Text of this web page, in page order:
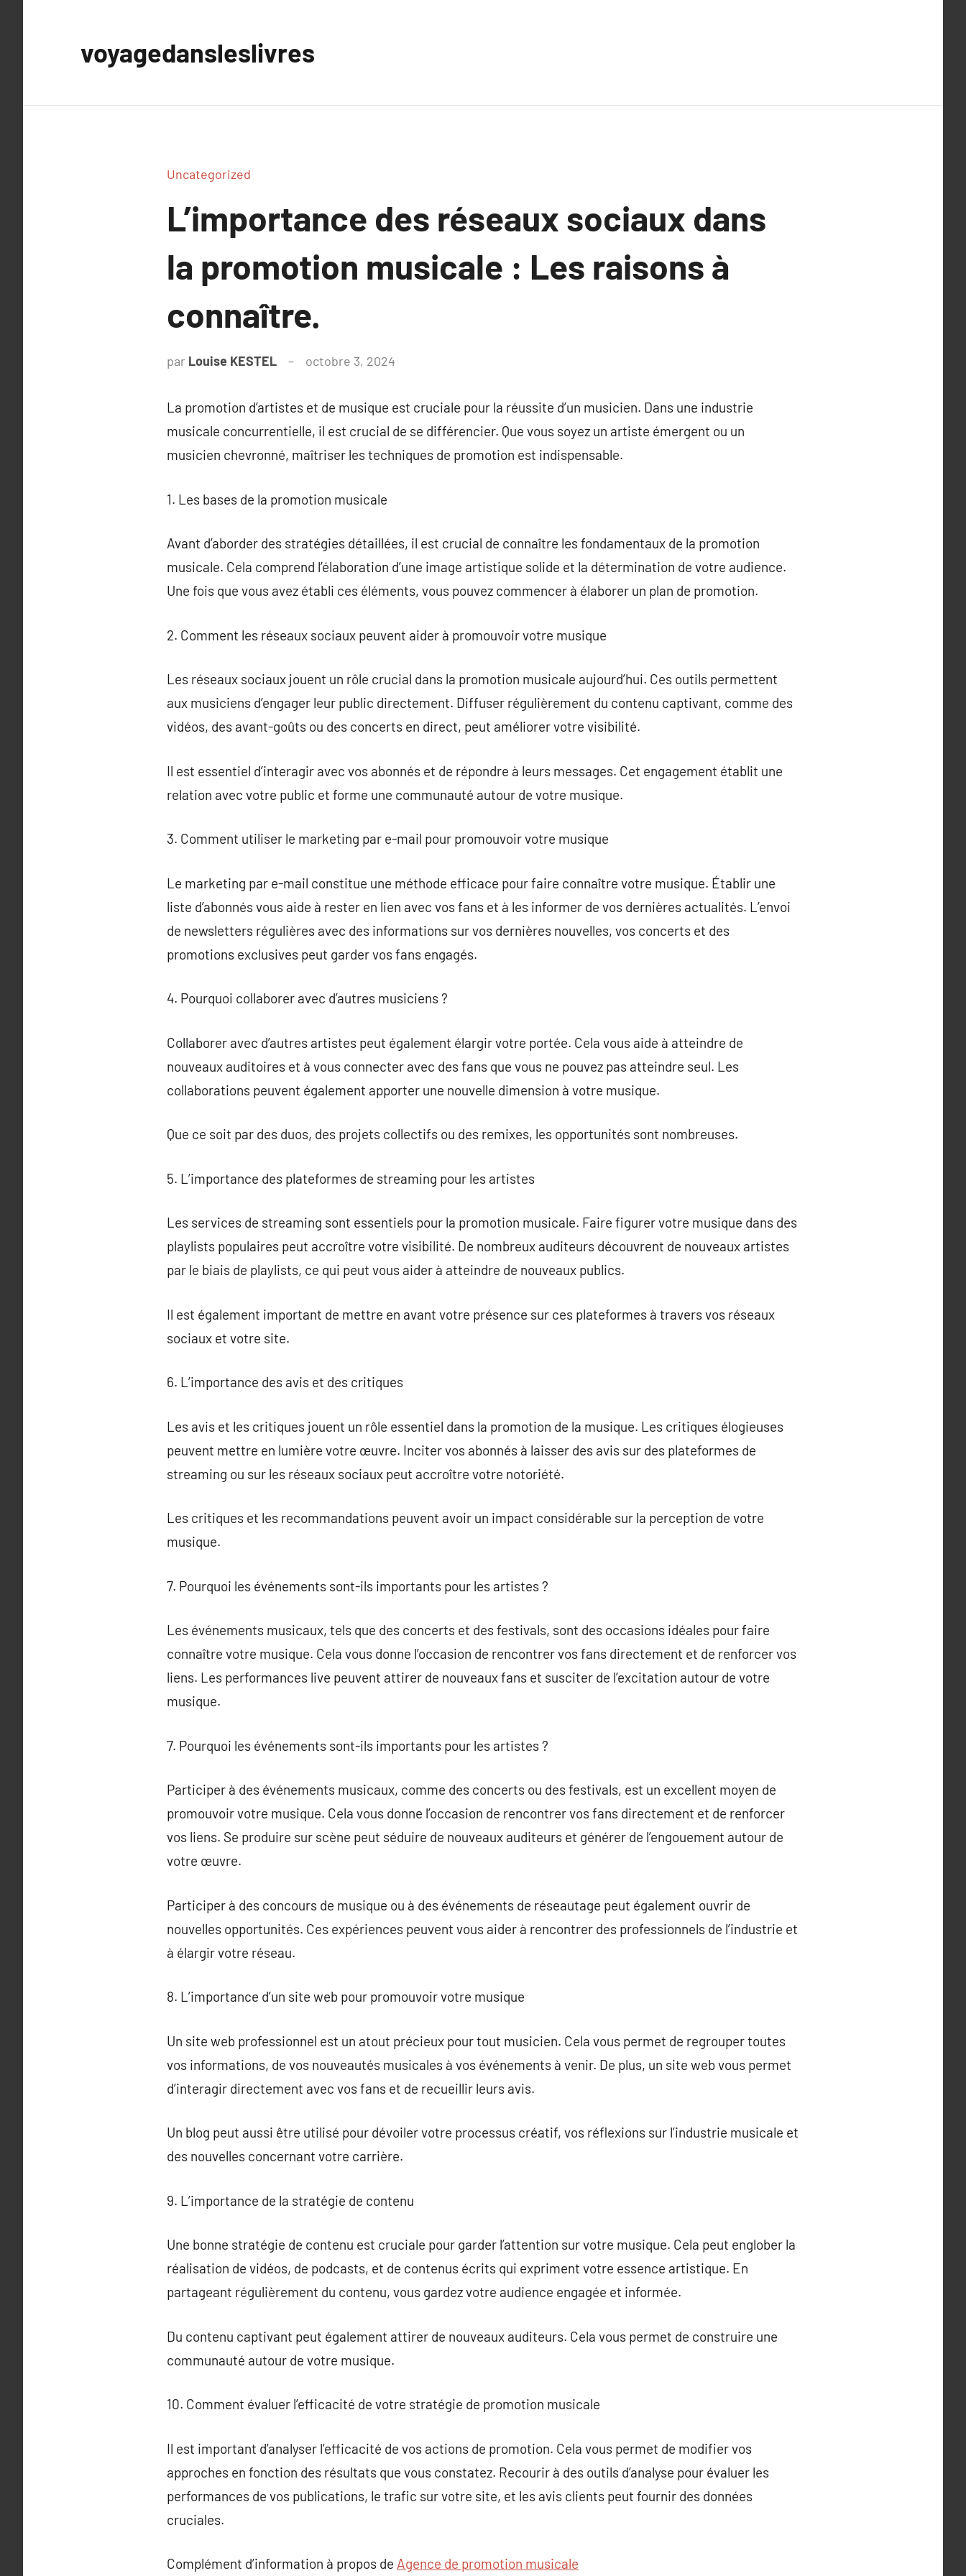
voyagedansleslivres
Uncategorized
L’importance des réseaux sociaux dans
la promotion musicale : Les raisons à
connaître.
par Louise KESTEL octobre 3, 2024
La promotion d’artistes et de musique est cruciale pour la réussite d’un musicien. Dans une industrie
musicale concurrentielle, il est crucial de se différencier. Que vous soyez un artiste émergent ou un
musicien chevronné, maîtriser les techniques de promotion est indispensable.
1. Les bases de la promotion musicale
Avant d’aborder des stratégies détaillées, il est crucial de connaître les fondamentaux de la promotion
musicale. Cela comprend l’élaboration d’une image artistique solide et la détermination de votre audience.
Une fois que vous avez établi ces éléments, vous pouvez commencer à élaborer un plan de promotion.
2. Comment les réseaux sociaux peuvent aider à promouvoir votre musique
Les réseaux sociaux jouent un rôle crucial dans la promotion musicale aujourd’hui. Ces outils permettent
aux musiciens d’engager leur public directement. Diffuser régulièrement du contenu captivant, comme des
vidéos, des avant-goûts ou des concerts en direct, peut améliorer votre visibilité.
Il est essentiel d’interagir avec vos abonnés et de répondre à leurs messages. Cet engagement établit une
relation avec votre public et forme une communauté autour de votre musique.
3. Comment utiliser le marketing par e-mail pour promouvoir votre musique
Le marketing par e-mail constitue une méthode efficace pour faire connaître votre musique. Établir une
liste d’abonnés vous aide à rester en lien avec vos fans et à les informer de vos dernières actualités. L’envoi
de newsletters régulières avec des informations sur vos dernières nouvelles, vos concerts et des
promotions exclusives peut garder vos fans engagés.
4. Pourquoi collaborer avec d’autres musiciens ?
Collaborer avec d’autres artistes peut également élargir votre portée. Cela vous aide à atteindre de
nouveaux auditoires et à vous connecter avec des fans que vous ne pouvez pas atteindre seul. Les
collaborations peuvent également apporter une nouvelle dimension à votre musique.
Que ce soit par des duos, des projets collectifs ou des remixes, les opportunités sont nombreuses.
5. L’importance des plateformes de streaming pour les artistes
Les services de streaming sont essentiels pour la promotion musicale. Faire figurer votre musique dans des
playlists populaires peut accroître votre visibilité. De nombreux auditeurs découvrent de nouveaux artistes
par le biais de playlists, ce qui peut vous aider à atteindre de nouveaux publics.
Il est également important de mettre en avant votre présence sur ces plateformes à travers vos réseaux
sociaux et votre site.
6. L’importance des avis et des critiques
Les avis et les critiques jouent un rôle essentiel dans la promotion de la musique. Les critiques élogieuses
peuvent mettre en lumière votre œuvre. Inciter vos abonnés à laisser des avis sur des plateformes de
streaming ou sur les réseaux sociaux peut accroître votre notoriété.
Les critiques et les recommandations peuvent avoir un impact considérable sur la perception de votre
musique.
7. Pourquoi les événements sont-ils importants pour les artistes ?
Les événements musicaux, tels que des concerts et des festivals, sont des occasions idéales pour faire
connaître votre musique. Cela vous donne l’occasion de rencontrer vos fans directement et de renforcer vos
liens. Les performances live peuvent attirer de nouveaux fans et susciter de l’excitation autour de votre
musique.
7. Pourquoi les événements sont-ils importants pour les artistes ?
Participer à des événements musicaux, comme des concerts ou des festivals, est un excellent moyen de
promouvoir votre musique. Cela vous donne l’occasion de rencontrer vos fans directement et de renforcer
vos liens. Se produire sur scène peut séduire de nouveaux auditeurs et générer de l’engouement autour de
votre œuvre.
Participer à des concours de musique ou à des événements de réseautage peut également ouvrir de
nouvelles opportunités. Ces expériences peuvent vous aider à rencontrer des professionnels de l’industrie et
à élargir votre réseau.
8. L’importance d’un site web pour promouvoir votre musique
Un site web professionnel est un atout précieux pour tout musicien. Cela vous permet de regrouper toutes
vos informations, de vos nouveautés musicales à vos événements à venir. De plus, un site web vous permet
d’interagir directement avec vos fans et de recueillir leurs avis.
Un blog peut aussi être utilisé pour dévoiler votre processus créatif, vos réflexions sur l’industrie musicale et
des nouvelles concernant votre carrière.
9. L’importance de la stratégie de contenu
Une bonne stratégie de contenu est cruciale pour garder l’attention sur votre musique. Cela peut englober la
réalisation de vidéos, de podcasts, et de contenus écrits qui expriment votre essence artistique. En
partageant régulièrement du contenu, vous gardez votre audience engagée et informée.
Du contenu captivant peut également attirer de nouveaux auditeurs. Cela vous permet de construire une
communauté autour de votre musique.
10. Comment évaluer l’efficacité de votre stratégie de promotion musicale
Il est important d’analyser l’efficacité de vos actions de promotion. Cela vous permet de modifier vos
approches en fonction des résultats que vous constatez. Recourir à des outils d’analyse pour évaluer les
performances de vos publications, le trafic sur votre site, et les avis clients peut fournir des données
cruciales.
Complément d’information à propos de Agence de promotion musicale